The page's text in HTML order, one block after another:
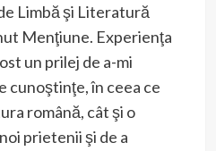
Limbă şi Literatură
Menţiune. Experienţa
un prilej de a-mi
cunoştinţe, în ceea ce
română, cât şi o
prietenii şi de a